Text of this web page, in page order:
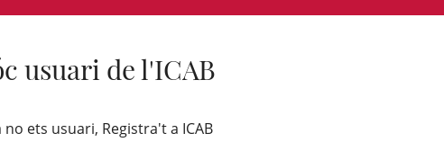
usuari de l'ICAB
no ets usuari, Registra't a ICAB